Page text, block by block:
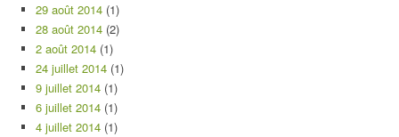
29 août 2014 (1)
28 août 2014 (2)
2 août 2014 (1)
24 juillet 2014 (1)
9 juillet 2014 (1)
6 juillet 2014 (1)
4 juillet 2014 (1)